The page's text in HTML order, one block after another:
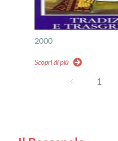
2000
Scopri di più
1